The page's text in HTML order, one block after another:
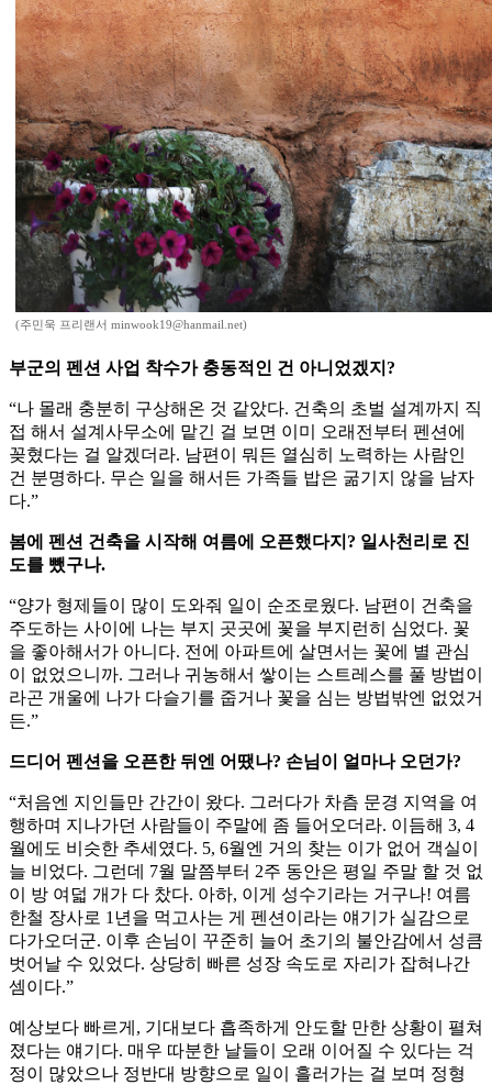
(주민욱 프리랜서 minwook19@hanmail.net)
부군의 펜션 사업 착수가 충동적인 건 아니었겠지?
“나 몰래 충분히 구상해온 것 같았다. 건축의 초벌 설계까지 직
접 해서 설계사무소에 맡긴 걸 보면 이미 오래전부터 펜션에
꽂혔다는 걸 알겠더라. 남편이 뭐든 열심히 노력하는 사람인
건 분명하다. 무슨 일을 해서든 가족들 밥은 굶기지 않을 남자
다.”
봄에 펜션 건축을 시작해 여름에 오픈했다지? 일사천리로 진
도를 뺐구나.
“양가 형제들이 많이 도와줘 일이 순조로웠다. 남편이 건축을
주도하는 사이에 나는 부지 곳곳에 꽃을 부지런히 심었다. 꽃
을 좋아해서가 아니다. 전에 아파트에 살면서는 꽃에 별 관심
이 없었으니까. 그러나 귀농해서 쌓이는 스트레스를 풀 방법이
라곤 개울에 나가 다슬기를 줍거나 꽃을 심는 방법밖엔 없었거
든.”
드디어 펜션을 오픈한 뒤엔 어땠나? 손님이 얼마나 오던가?
“처음엔 지인들만 간간이 왔다. 그러다가 차츰 문경 지역을 여
행하며 지나가던 사람들이 주말에 좀 들어오더라. 이듬해 3, 4
월에도 비슷한 추세였다. 5, 6월엔 거의 찾는 이가 없어 객실이
늘 비었다. 그런데 7월 말쯤부터 2주 동안은 평일 주말 할 것 없
이 방 여덟 개가 다 찼다. 아하, 이게 성수기라는 거구나! 여름
한철 장사로 1년을 먹고사는 게 펜션이라는 얘기가 실감으로
다가오더군. 이후 손님이 꾸준히 늘어 초기의 불안감에서 성큼
벗어날 수 있었다. 상당히 빠른 성장 속도로 자리가 잡혀나간
셈이다.”
예상보다 빠르게, 기대보다 흡족하게 안도할 만한 상황이 펼쳐
졌다는 얘기다. 매우 따분한 날들이 오래 이어질 수 있다는 걱
정이 많았으나 정반대 방향으로 일이 흘러가는 걸 보며 정형